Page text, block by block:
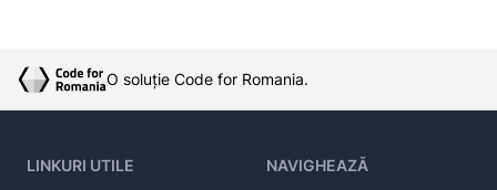
O soluție Code for Romania.
LINKURI UTILE NAVIGHEAZĂ